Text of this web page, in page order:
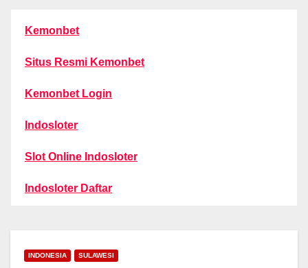
Kemonbet
Situs Resmi Kemonbet
Kemonbet Login
Indosloter
Slot Online Indosloter
Indosloter Daftar
INDONESIA SULAWESI